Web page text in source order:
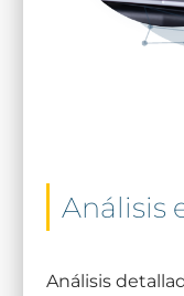
Análisis
Análisis